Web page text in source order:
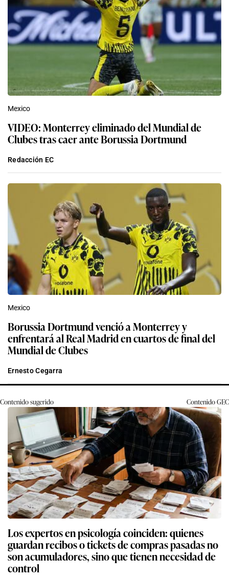
Mexico
VIDEO: Monterrey eliminado del Mundial de
Clubes tras caer ante Borussia Dortmund
Redacción EC
Mexico
Borussia Dortmund venció a Monterrey y
enfrentará al Real Madrid en cuartos de final del
Mundial de Clubes
Ernesto Cegarra
Contenido sugerido ContenidoGEC
Los expertos en psicología coinciden: quienes
guardan recibos o tickets de compras pasadas no
son acumuladores, sino que tienen necesidad de
control